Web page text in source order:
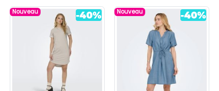
Nouveau Nouveau